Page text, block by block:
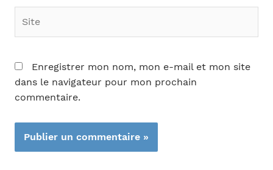
Enregistrer mon nom, mon e-mail et mon site
dans le navigateur pour mon prochain
commentaire.